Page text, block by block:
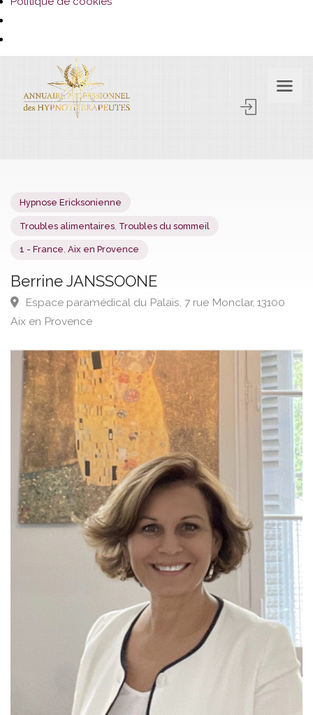
Hypnose Ericksonienne
Troubles alimentaires,Troubles du sommeil
1 - France, Aix en Provence
Berrine JANSSOONE
Espace paramédical du Palais, 7 rue Monclar, 13100
Aix en Provence